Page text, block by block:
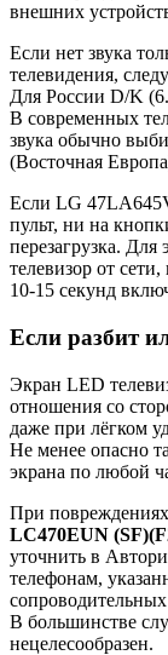
внешних
Если нет звука
телевидения,
Для России D/K
В современных
звука обычно
(Восточная
Если LG
пульт, ни на
перезагрузка.
телевизор от
10-15 секунд
Если разбит
Экран LED
отношения со
даже при лёгком
Не менее опасно
экрана по любой
При повреждениях
LC470EUN
уточнить в
телефонам,
В большинстве
нецелесообразен.